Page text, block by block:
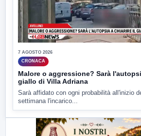
7 AGOSTO 2026
CRONACA
Malore o aggressione? Sarà
giallo di Villa Adriana
Sarà affidato con ogni probabilità all'inizio
settimana l'incarico...